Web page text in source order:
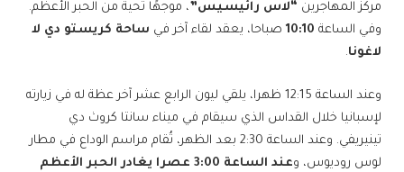
مركز المهاجرين “لاس رائيسيس”، موجهًا تحية من الحبر الأعظم.
وفي الساعة 10:10 صباحا، يعقد لقاء آخر في ساحة كريستو دي لا
لاغونا.
وعند الساعة 12:15 ظهرا، يلقي ليون الرابع عشر آخر عظة له في زيارته
لإسبانيا خلال القداس الذي سيقام في ميناء سانتا كروث دي
تينيريفي. وعند الساعة 2:30 بعد الظهر، تُقام مراسم الوداع في مطار
لوس روديوس، و
عند الساعة 3:00 عصرا يغادر الحبر الأعظم